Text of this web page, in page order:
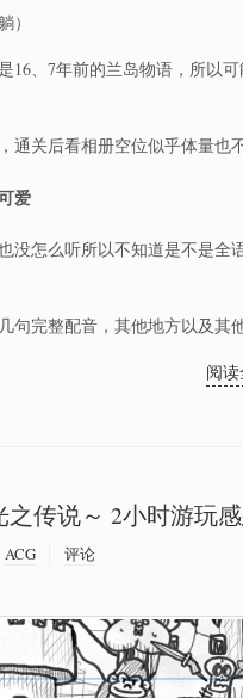
）
16、7年前的兰岛物语，所以
通关后看相册空位似乎体量
爱
没怎么听所以不知道是不是
句完整配音，其他地方以及其
阅
传说～ 2小时游玩感
ACG 评论